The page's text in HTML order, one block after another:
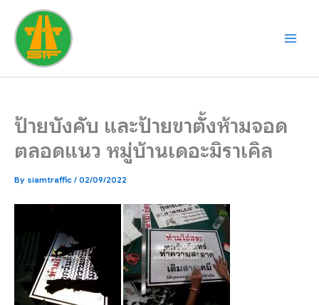
content
ป้ายบังคับ และป้ายขาตั้งห้ามจอด
ตลอดแนว หมู่บ้านเดอะมิราเคิล
By siamtraffic / 02/09/2022